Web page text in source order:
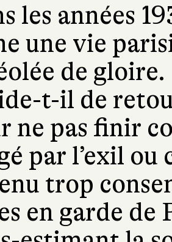
les années
une vie
de
t-il de
ne pas finir
par l’exil
trop
en garde de